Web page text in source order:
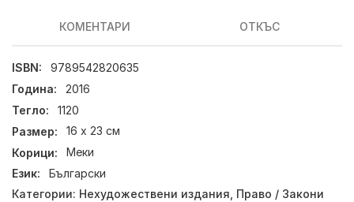
КОМЕНТАРИ ОТКЪС
ISBN:
9789542820635
Година:
2016
Тегло:
1120
Размер:
16 х 23 см
Корици:
Меки
Език:
Български
Категории: Нехудожествени издания Право / Закони